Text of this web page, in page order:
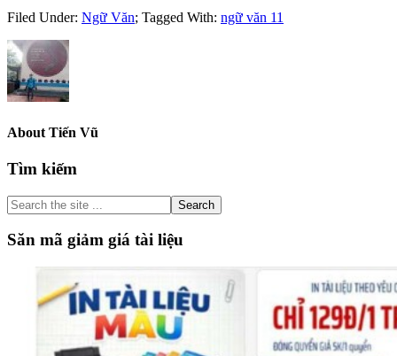
Filed Under: Ngữ Văn; Tagged With: ngữ văn 11
About Tiến Vũ
Primary
Sidebar
Tìm kiếm
Search
the
site
...
Săn mã giảm giá tài liệu